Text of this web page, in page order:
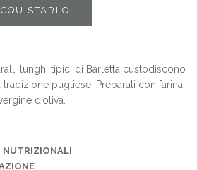
lunghi tipici di Barletta custodiscono
pugliese. Preparati con farina,
d’oliva.
NUTRIZIONALI